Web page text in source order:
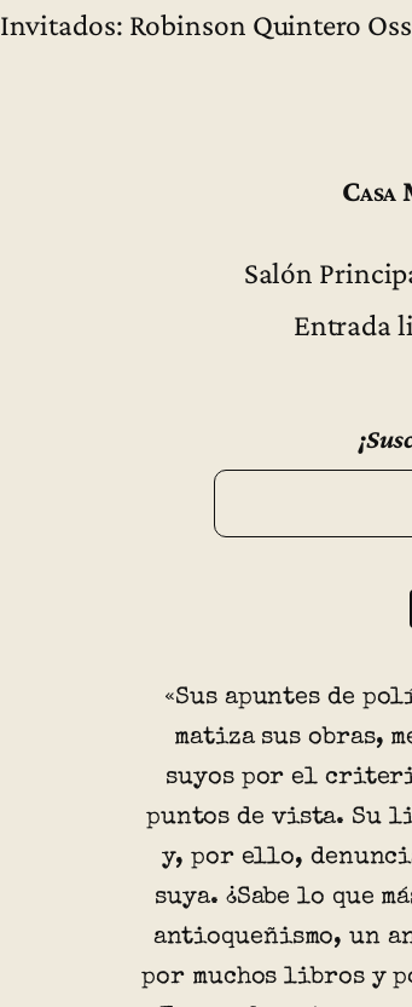
Invitados: Robinson Quintero
Casa
Salón
Entrada
«Sus apuntes de
matiza sus obras,
suyos por el
puntos de vista. Su
y, por ello,
suya. ¿Sabe lo que
antioqueñismo, un
por muchos libros y